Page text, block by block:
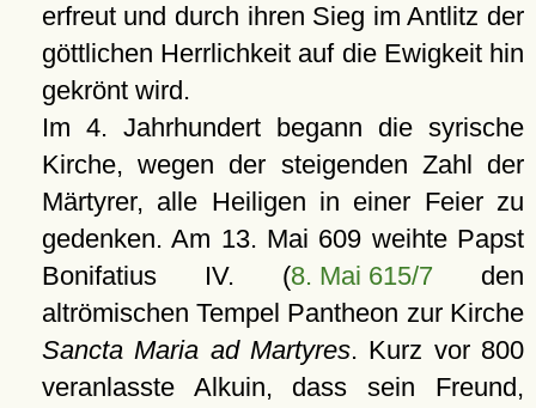
erfreut und durch ihren Sieg im Antlitz der
göttlichen Herrlichkeit auf die Ewigkeit hin
gekrönt wird.
Im 4. Jahrhundert begann die syrische
Kirche, wegen der steigenden Zahl der
Märtyrer, alle Heiligen in einer Feier zu
gedenken. Am 13. Mai 609 weihte Papst
Bonifatius IV. (8. Mai 615/7den
altrömischen Tempel Pantheon zur Kirche
Sancta Maria ad Martyres. Kurz vor 800
veranlasste Alkuin, dass sein Freund,